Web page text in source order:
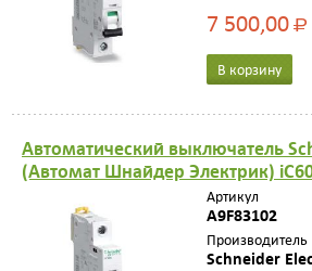
7 500,00Р
В корзину
Автоматический выключатель
(Автомат Шнайдер Электрик)
Артикул
A9F83102
Производитель
Schneider